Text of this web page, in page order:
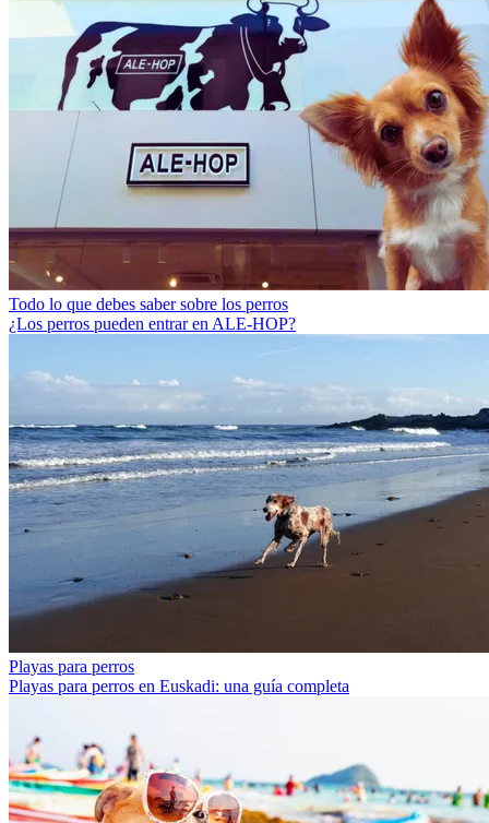
Todo lo que debes saber sobre los perros
¿Los perros pueden entrar en ALE-HOP?
Playas para perros
Playas para perros en Euskadi: una guía completa